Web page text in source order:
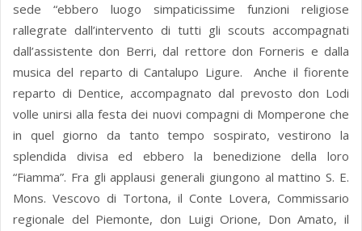
sede “ebbero luogo simpaticissime funzioni religiose
rallegrate dall’intervento di tutti gli scouts accompagnati
dall’assistente don Berri, dal rettore don Forneris e dalla
musica del reparto di Cantalupo Ligure. Anche il fiorente
reparto di Dentice, accompagnato dal prevosto don Lodi
volle unirsi alla festa dei nuovi compagni di Momperone che
in quel giorno da tanto tempo sospirato, vestirono la
splendida divisa ed ebbero la benedizione della loro
“Fiamma”. Fra gli applausi generali giungono al mattino S. E.
Mons. Vescovo di Tortona, il Conte Lovera, Commissario
regionale del Piemonte, don Luigi Orione, Don Amato, il